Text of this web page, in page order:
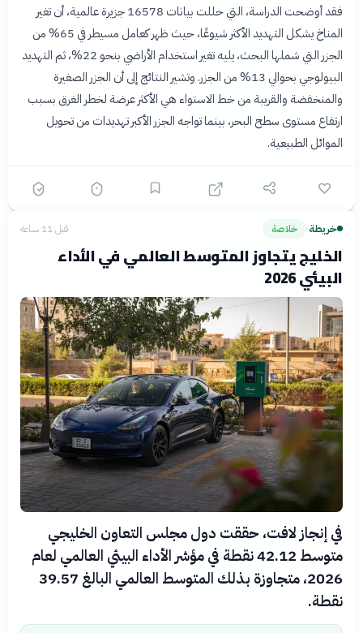
فقد أوضحت الدراسة، التي حللت بيانات 16578 جزيرة عالمية، أن تغير
المناخ يشكل التهديد الأكثر شيوعًا، حيث ظهر كعامل مسيطر في 65% من
الجزر التي شملها البحث، يليه تغير استخدام الأراضي بنحو 22%، ثم التهديد
البيولوجي بحوالي 13% من الجزر. وتشير النتائج إلى أن الجزر الصغيرة
والمنخفضة والقريبة من خط الاستواء هي الأكثر عرضة لخطر الغرق بسبب
ارتفاع مستوى سطح البحر، بينما تواجه الجزر الأكبر تهديدات من تحويل
الموائل الطبيعية.
خريطة› خلاصة قبل 11 ساعة
الخليج يتجاوز المتوسط العالمي في الأداء
البيئي 2026
في إنجاز لافت، حققت دول مجلس التعاون الخليجي
متوسط 42.12 نقطة في مؤشر الأداء البيئي العالمي لعام
2026، متجاوزة بذلك المتوسط العالمي البالغ 39.57
نقطة.